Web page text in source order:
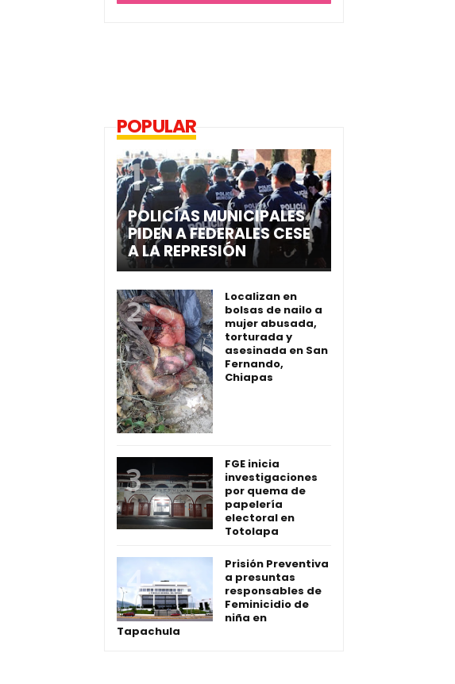
POPULAR
POLICÍAS MUNICIPALES
PIDEN A FEDERALES CESE
A LA REPRESIÓN
Localizan en
bolsas de nailo a
mujer abusada,
torturada y
asesinada en San
Fernando,
Chiapas
FGE inicia
investigaciones
por quema de
papelería
electoral en
Totolapa
Prisión Preventiva
a presuntas
responsables de
Feminicidio de
niña en
Tapachula